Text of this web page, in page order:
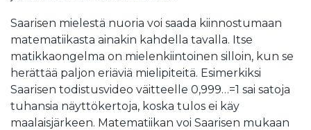
Saarisen mielestä nuoria voi saada kiinnostumaan
matematiikasta ainakin kahdella tavalla. Itse
matikkaongelma on mielenkiintoinen silloin, kun se
herättää paljon eriäviä mielipiteitä. Esimerkiksi
Saarisen todistusvideo väitteelle 0,999…=1 sai satoja
tuhansia näyttökertoja, koska tulos ei käy
maalaisjärkeen. Matematiikan voi Saarisen mukaan